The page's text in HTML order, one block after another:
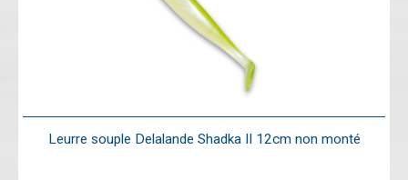
Leurre souple Delalande Shadka II 12cm non monté